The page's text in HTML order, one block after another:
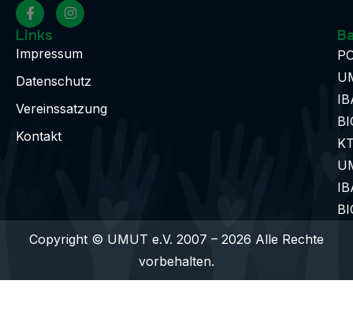
Links
Impressum
Datenschutz
Vereinssatzung
Kontakt
Copyright © UMUT e.V. 2007 – 2026 Alle Rechte
vorbehalten.